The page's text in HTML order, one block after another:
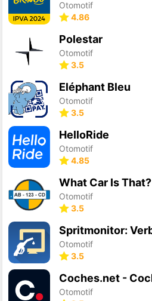
Otomotif
4.86
Polestar
Otomotif
3.5
Eléphant Bleu
Otomotif
3.5
HelloRide
Otomotif
4.85
What Car Is That?
Otomotif
3.5
Otomotif
3.5
Otomotif